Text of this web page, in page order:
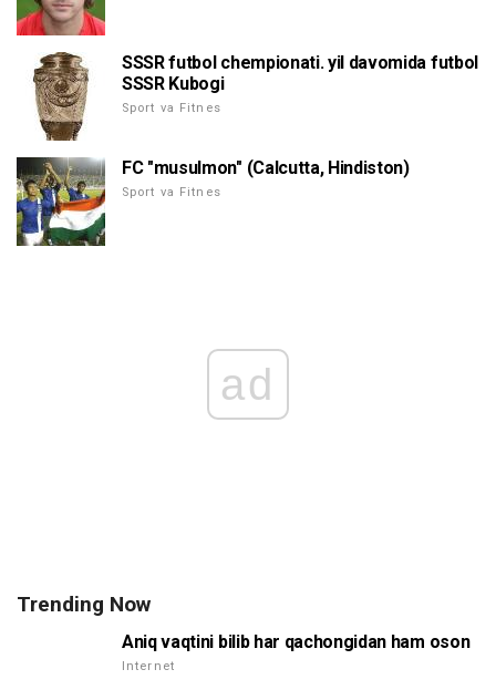
SSSR futbol chempionati. yil davomida futbol
SSSR Kubogi
Sport va Fitnes
FC "musulmon" (Calcutta, Hindiston)
Sport va Fitnes
ad
Trending Now
Aniq vaqtini bilib har qachongidan ham oson
Internet